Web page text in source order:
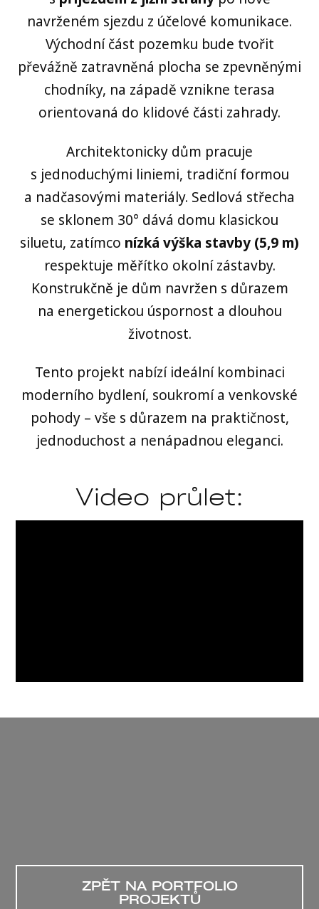
navrženém sjezdu z účelové komunikace.
Východní část pozemku bude tvořit
převážně zatravněná plocha se zpevněnými
chodníky, na západě vznikne terasa
orientovaná do klidové části zahrady.
Architektonicky dům pracuje
s jednoduchými liniemi, tradiční formou
a nadčasovými materiály. Sedlová střecha
se sklonem 30° dává domu klasickou
siluetu, zatímco nízká výška stavby (5,9 m)
respektuje měřítko okolní zástavby.
Konstrukčně je dům navržen s důrazem
na energetickou úspornost a dlouhou
životnost.
Tento projekt nabízí ideální kombinaci
moderního bydlení, soukromí a venkovské
pohody – vše s důrazem na praktičnost,
jednoduchost a nenápadnou eleganci.
Video průlet:
ZPĚT NA PORTFOLIO
PROJEKTŮ